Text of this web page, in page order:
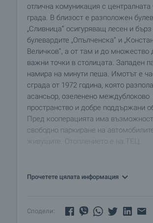
отлична комуникация с централната
града. В близост е разположен
„Сливница” осигуряващ лесен и
булевардите „Опълченска” и
Величков”, а от там и до множество
важни точки в столицата. Западен
намира на минути пеша. Имотът е
сграда от 1972 година, която
асансьор, озеленено междублоково
пространство и добре поддържани
Пред кооперацията има
свободно паркиране на
живущите. Отоплението е на ТЕЦ.
четиринадесет етажа. Изложението
частично към планина Витоша.
Прочетете цялата информация
Сподели: